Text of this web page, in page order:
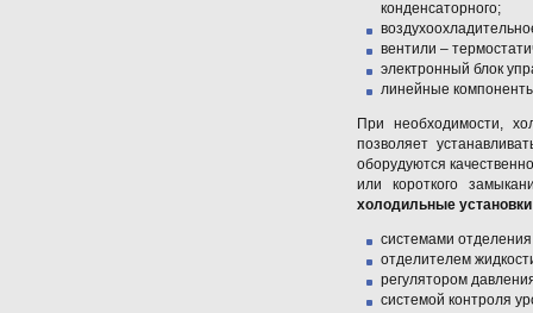
конденсаторного;
вентили –
электронный блок
линейные
При необходимости,
позволяет
оборудуются
или короткого
холодильные
системами
отделителем
регулятором
системой контроля